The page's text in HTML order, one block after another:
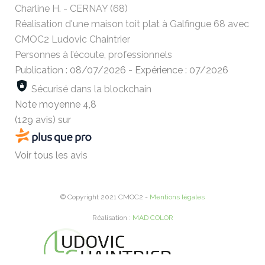
Charline H. - CERNAY (68)
Réalisation d'une maison toit plat à Galfingue 68 avec
CMOC2 Ludovic Chaintrier
Personnes à l’écoute, professionnels
Publication : 08/07/2026 - Expérience : 07/2026
Sécurisé dans la blockchain
Note moyenne 4,8
(129 avis) sur
Voir tous les avis
© Copyright 2021 CMOC2 - Mentions légales
Réalisation : MAD COLOR